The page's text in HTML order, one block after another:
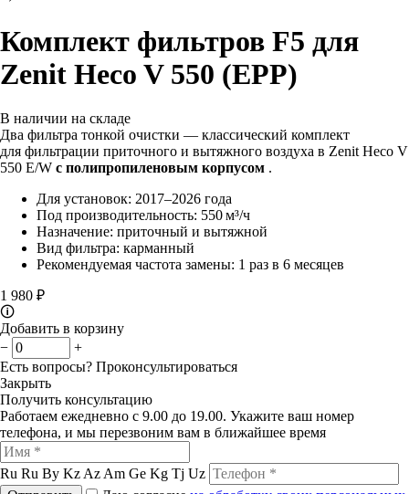
Комплект фильтров F5 для
Zenit Heco V 550 (EPP)
В наличии на складе
Два фильтра тонкой очистки — классический комплект
для фильтрации приточного и вытяжного воздуха в Zenit Heco V
550 E/W c полипропиленовым корпусом .
Для установок: 2017–2026 года
Под производительность: 550 м³/ч
Назначение: приточный и вытяжной
Вид фильтра: карманный
Рекомендуемая частота замены: 1 раз в 6 месяцев
1 980 ₽
🛈
Добавить в корзину
−
+
Есть вопросы? Проконсультироваться
Закрыть
Получить консультацию
Работаем ежедневно с 9.00 до 19.00. Укажите ваш номер
телефона, и мы перезвоним вам в ближайшее время
Ru Ru By Kz Az Am Ge Kg Tj Uz